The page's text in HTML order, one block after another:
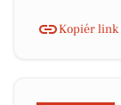
Kopiér link